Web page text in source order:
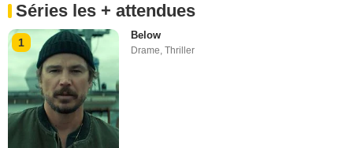
Séries les + attendues
1
Below
Drame,Thriller